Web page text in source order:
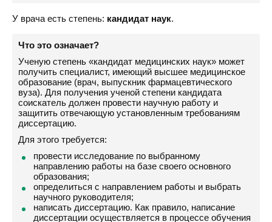
У врача есть степень: кандидат наук.
Что это означает?
Ученую степень «кандидат медицинских наук» может
получить специалист, имеющий высшее медицинское
образование (врач, выпускник фармацевтического
вуза). Для получения ученой степени кандидата
соискатель должен провести научную работу и
защитить отвечающую установленным требованиям
диссертацию.
Для этого требуется:
провести исследование по выбранному
направлению работы на базе своего основного
образования;
определиться с направлением работы и выбрать
научного руководителя;
написать диссертацию. Как правило, написание
диссертации осуществляется в процессе обучения